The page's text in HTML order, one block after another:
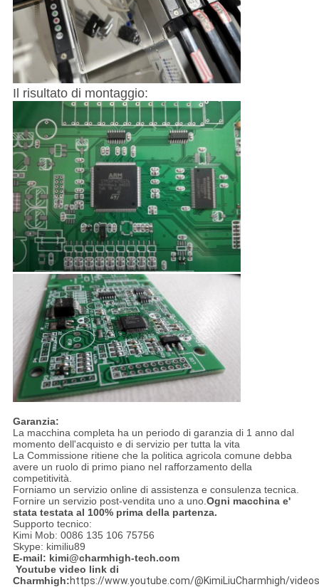
Il risultato di montaggio:
Garanzia:
La macchina completa ha un periodo di garanzia di 1 anno dal
momento dell'acquisto e di servizio per tutta la vita
La Commissione ritiene che la politica agricola comune debba
avere un ruolo di primo piano nel rafforzamento della
competitività.
Forniamo un servizio online di assistenza e consulenza tecnica.
Fornire un servizio post-vendita uno a uno. Ogni macchina e'
stata testata al 100% prima della partenza.
Supporto tecnico:
Kimi Mob: 0086 135 106 75756
Skype: kimiliu89
E-mail: kimi@charmhigh-tech.com
Youtube video link di
Charmhigh:https://www.youtube.com/@KimiLiuCharmhigh/videos